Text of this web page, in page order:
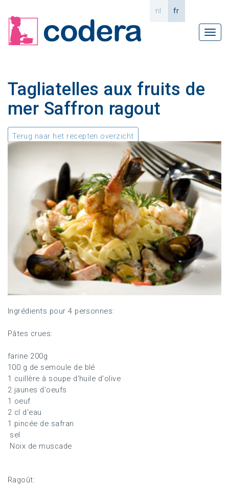
nl fr
Tagliatelles aux fruits de
mer Saffron ragout
Terug naar het recepten overzicht
Ingrédients pour 4 personnes:
Pâtes crues:
farine 200g
100 g de semoule de blé
1 cuillère à soupe d'huile d'olive
2 jaunes d'oeufs
1 oeuf
2 cl d'eau
1 pincée de safran
sel
Noix de muscade
Ragoût: